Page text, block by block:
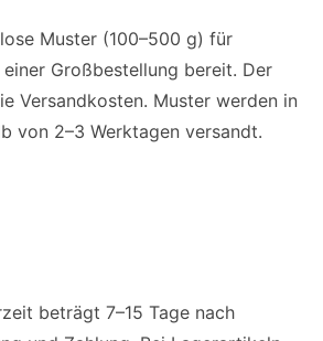
Muster (100–500 g) für
Großbestellung bereit. Der
Versandkosten. Muster werden in
von 2–3 Werktagen versandt.
beträgt 7–15 Tage nach